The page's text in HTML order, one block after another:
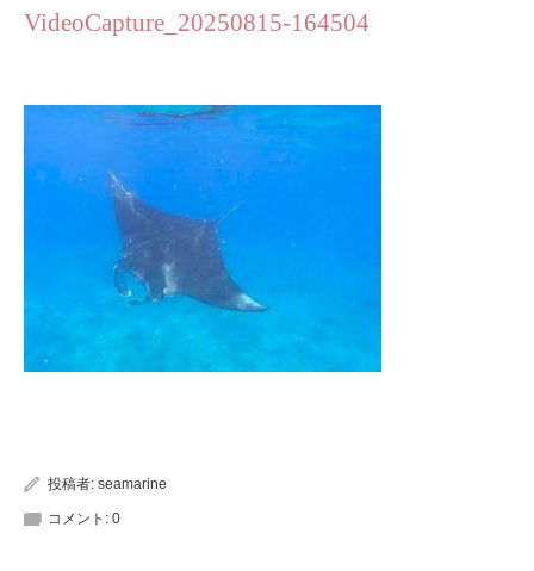
VideoCapture_20250815-164504
投稿者: seamarine
コメント: 0